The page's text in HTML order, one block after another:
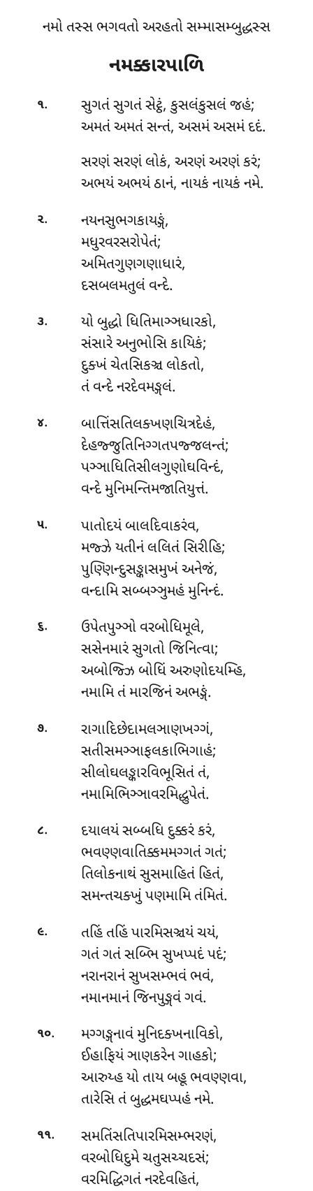
નમો તસ્સ ભગવતો અરહતો સમ્માસમ્બુદ્ધસ્સ
નમક્કારપાળિ
૧. સુગતંસુગતં સેટ્ઠં, કુસલંકુસલં જહં;
અમતં અમતં સન્તં, અસમં અસમં દદં.
સરણં સરણં લોકં, અરણં અરણં કરં;
અભયં અભયં ઠાનં, નાયકં નાયકં નમે.
૨.
નયનસુભગકાયઙ્ગં,
મધુરવરસરોપેતં;
અમિતગુણગણાધારં,
દસબલમતુલં વન્દે.
૩.
યો બુદ્ધો ધિતિમાઞ્ઞધારકો,
સંસારે અનુભોસિ કાયિકં;
દુક્ખં ચેતસિકઞ્ચ લોકતો,
તં વન્દે નરદેવમઙ્ગલં.
૪.
બાત્તિંસતિલક્ખણચિત્રદેહં,
દેહજ્જુતિનિગ્ગતપજ્જલન્તં;
પઞ્ઞાધિતિસીલગુણોઘવિન્દં,
વન્દે મુનિમન્તિમજાતિયુત્તં.
૫.
પાતોદયં બાલદિવાકરંવ,
મજ્ઝે યતીનં લલિતં સિરીહિ;
પુણ્ણિન્દુસઙ્કાસમુખં અનેજં,
વન્દામિ સબ્બઞ્ઞુમહં મુનિન્દં.
૬. ઉપેતપુઞ્ઞો વરબોધિમૂલે,
સસેનમારં સુગતો જિનિત્વા;
અબોજ્ઝિ બોધિં અરુણોદયમ્હિ,
નમામિ તં મારજિનં અભઙ્ગં.
૭.
રાગાદિછેદામલઞાણખગ્ગં,
સતીસમઞ્ઞાફલકાભિગાહં;
સીલોઘલઙ્કારવિભૂસિતં તં,
નમામિભિઞ્ઞાવરમિદ્ધુપેતં.
૮.
દયાલયં સબ્બધિ દુક્કરં કરં,
ભવણ્ણવાતિક્કમમગ્ગતં ગતં;
તિલોકનાથં સુસમાહિતં હિતં,
સમન્તચક્ખું પણમામિ તંમિતં.
૯.
તહિં તહિં પારમિસઞ્ચયં ચયં,
ગતં ગતં સબ્ભિ સુખપ્પદં પદં;
નરાનરાનં સુખસમ્ભવં ભવં,
નમાનમાનં જિનપુઙ્ગવં ગવં.
૧૦.
મગ્ગઙ્ગનાવં મુનિદક્ખનાવિકો,
ઈહાફિયં ઞાણકરેન ગાહકો;
આરુય્હ યો તાય બહૂ ભવણ્ણવા,
તારેસિ તં બુદ્ધમઘપ્પહં નમે.
૧૧.
સમતિંસતિપારમિસમ્ભરણં,
વરબોધિદુમે ચતુસચ્ચદસં;
વરમિદ્ધિગતં નરદેવહિતં,